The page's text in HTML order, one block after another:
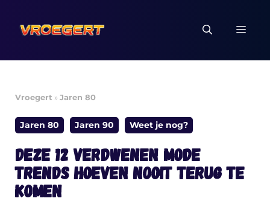
naar
inhoud
Vroegert »Jaren 80
Jaren 80 Jaren 90 Weet je nog?
Deze 12 verdwenen mode
trends hoeven nooit terug te
komen